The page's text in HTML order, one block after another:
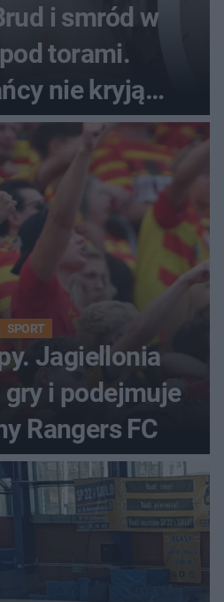
i smród w
torami.
nie kryją
SPORT
Jagiellonia
i podejmuje
Rangers FC